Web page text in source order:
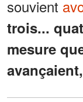
souvient
trois...
mesure